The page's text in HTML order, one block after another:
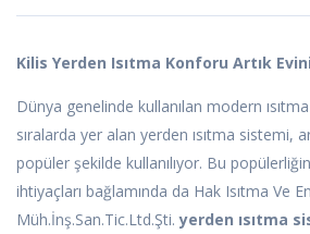
Kilis Yerden Isıtma Konforu Artık
Dünya genelinde kullanılan modern
sıralarda yer alan yerden ısıtma sistemi,
popüler şekilde kullanılıyor. Bu
ihtiyaçları bağlamında da Hak Isıtma Ve
Müh.İnş.San.Tic.Ltd.Şti. yerden ısıtma